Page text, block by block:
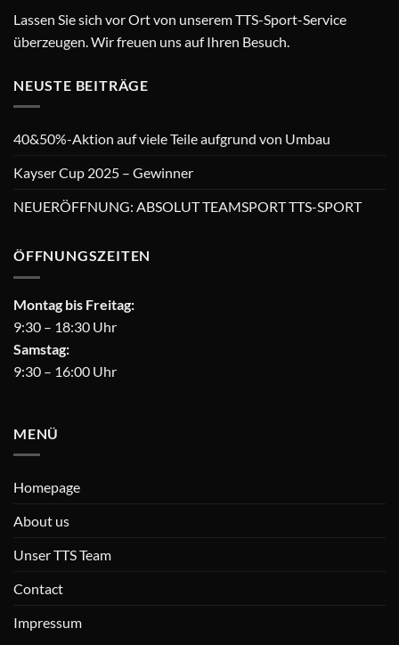
Lassen Sie sich vor Ort von unserem TTS-Sport-Service
überzeugen. Wir freuen uns auf Ihren Besuch.
NEUSTE BEITRÄGE
40&50%-Aktion auf viele Teile aufgrund von Umbau
Kayser Cup 2025 – Gewinner
NEUERÖFFNUNG: ABSOLUT TEAMSPORT TTS-SPORT
ÖFFNUNGSZEITEN
Montag bis Freitag:
9:30 – 18:30 Uhr
Samstag:
9:30 – 16:00 Uhr
MENÜ
Homepage
About us
Unser TTS Team
Contact
Impressum